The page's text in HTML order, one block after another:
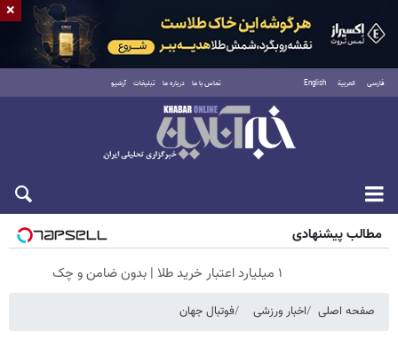
فارسی العربية English تماس با ما درباره ما تبلیغات آرشیو
جمعه ۱۶ مرداد ۱۴۰۵
مطالب پیشنهادی
۱ میلیارد اعتبار خرید طلا | بدون ضامن و چک
صفحه اصلی اخبار ورزشی فوتبال جهان
×